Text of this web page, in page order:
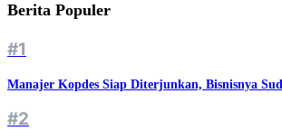
Berita Populer
#1
Manajer Kopdes Siap Diterjunkan, Bisnisnya
#2